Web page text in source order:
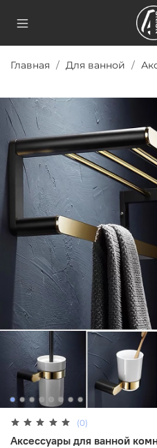
Главная Для ванной
(0)
Аксессуары для ванной